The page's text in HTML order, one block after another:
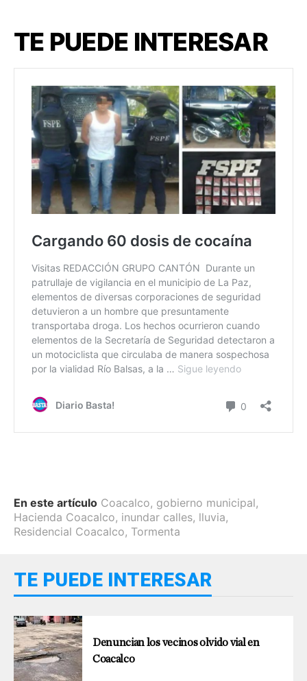
TE PUEDE INTERESAR
En este artículo Coacalco, gobierno municipal,
Hacienda Coacalco, inundar calles, lluvia,
Residencial Coacalco, Tormenta
TE PUEDE INTERESAR
Denuncian los vecinos olvido vial en
Coacalco